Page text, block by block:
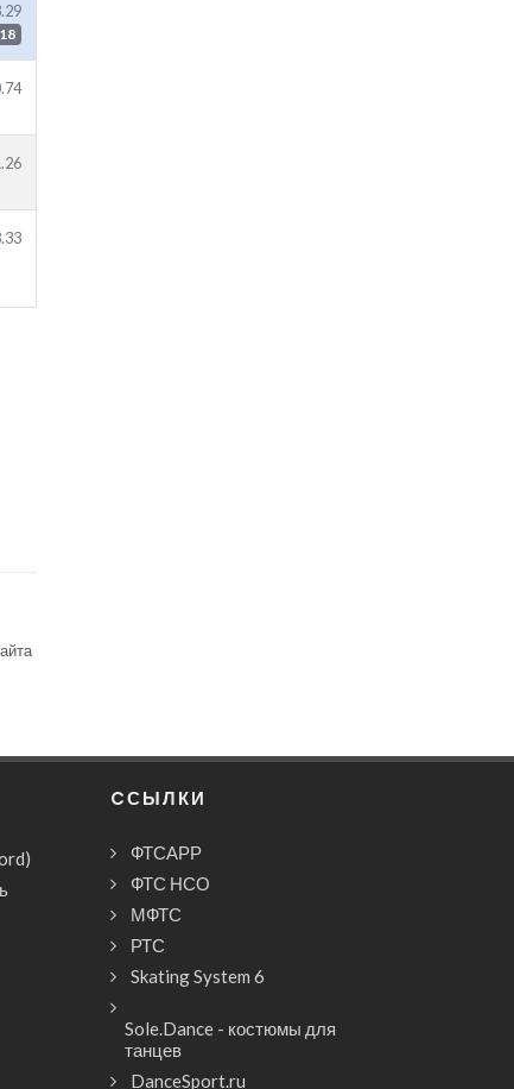
CСЫЛКИ
ФТСАРР
ФТС НСО
МФТС
РТС
Skating System 6
Sole.Dance - костюмы для
танцев
DanceSport.ru